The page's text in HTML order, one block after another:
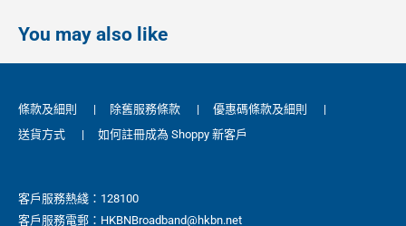
You may also like
條款及細則 | 除舊服務條款 | 優惠碼條款及細則
|
送貨方式
| 如何註冊成為 Shoppy 新客戶
客戶服務熱綫：128100
客戶服務電郵：HKBNBroadband@hkbn.net